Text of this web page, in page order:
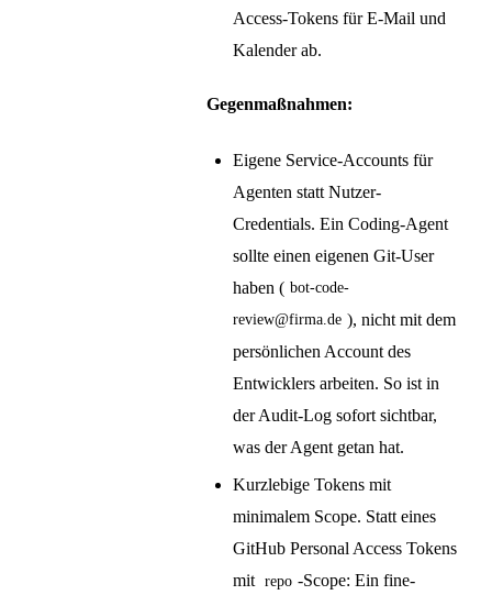
Access-Tokens für E-Mail und
Kalender ab.
Gegenmaßnahmen:
Eigene Service-Accounts für
Agenten statt Nutzer-
Credentials. Ein Coding-Agent
sollte einen eigenen Git-User
haben ( bot-code-
review@firma.de ), nicht mit dem
persönlichen Account des
Entwicklers arbeiten. So ist in
der Audit-Log sofort sichtbar,
was der Agent getan hat.
Kurzlebige Tokens mit
minimalem Scope. Statt eines
GitHub Personal Access Tokens
mit repo -Scope: Ein fine-